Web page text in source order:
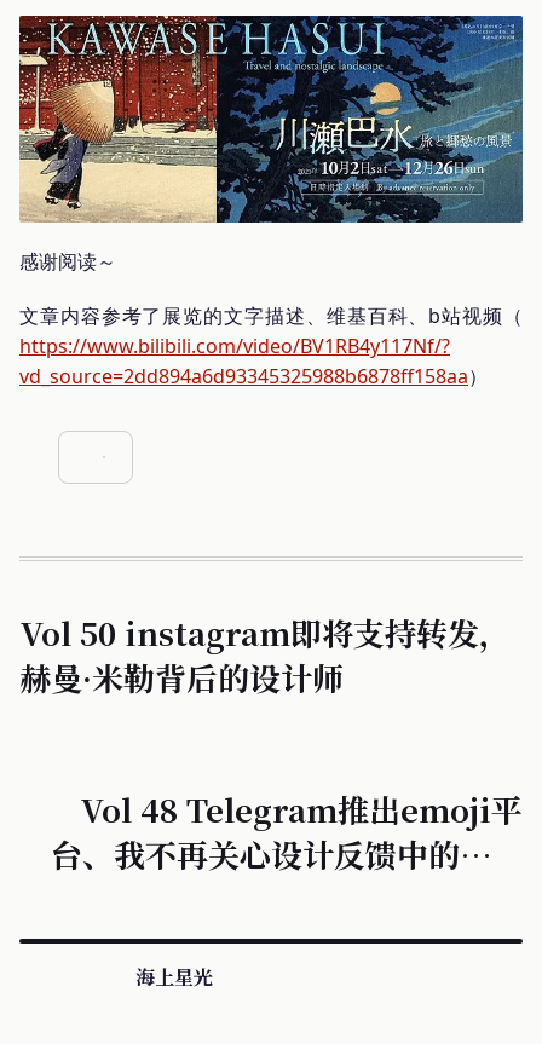
感谢阅读～
文章内容参考了展览的文字描述、维基百科、b站视频（
https://www.bilibili.com/video/BV1RB4y117Nf/?
vd_source=2dd894a6d93345325988b6878ff158aa）
Vol 50 instagram即将支持转发，
赫曼·米勒背后的设计师
Vol 48 Telegram推出emoji平
台、我不再关心设计反馈中的“喜
海上星光